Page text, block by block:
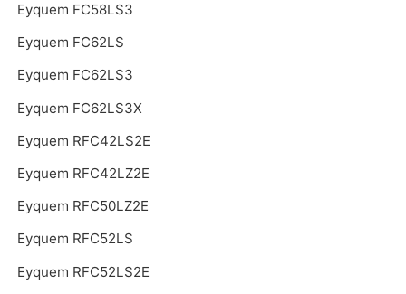
Eyquem FC58LS3
Eyquem FC62LS
Eyquem FC62LS3
Eyquem FC62LS3X
Eyquem RFC42LS2E
Eyquem RFC42LZ2E
Eyquem RFC50LZ2E
Eyquem RFC52LS
Eyquem RFC52LS2E